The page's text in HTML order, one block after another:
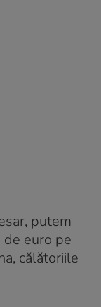
putem
euro pe
călătoriile